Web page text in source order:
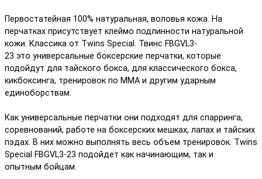
Первостатейная 100% натуральная, воловья кожа. На
перчатках присутствует клеймо подлинности натуральной
кожи. Классика от Twins Special. Твинс FBGVL3-
23 это универсальные боксерские перчатки, которые
подойдут для тайского бокса, для классического бокса,
кикбоксинга, тренировок по ММА и другим ударным
единоборствам.
Как универсальные перчатки они подходят для спарринга,
соревнований, работе на боксерских мешках, лапах и тайских
пэдах. В них можно выполнять весь объем тренировок. Twins
Special FBGVL3-23 подойдет как начинающим, так и
опытным бойцам.